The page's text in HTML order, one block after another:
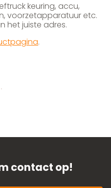
keuring, accu,
voorzetapparatuur etc.
het juiste adres.
.
contact op!